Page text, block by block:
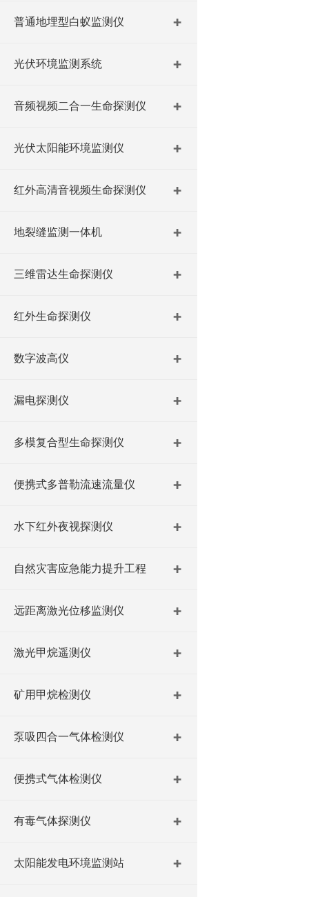
普通地埋型白蚁监测仪
光伏环境监测系统
音频视频二合一生命探测仪
光伏太阳能环境监测仪
红外高清音视频生命探测仪
地裂缝监测一体机
三维雷达生命探测仪
红外生命探测仪
数字波高仪
漏电探测仪
多模复合型生命探测仪
便携式多普勒流速流量仪
水下红外夜视探测仪
自然灾害应急能力提升工程
远距离激光位移监测仪
激光甲烷遥测仪
矿用甲烷检测仪
泵吸四合一气体检测仪
便携式气体检测仪
有毒气体探测仪
太阳能发电环境监测站